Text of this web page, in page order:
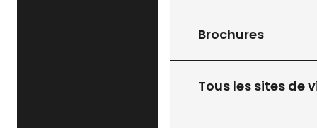
Brochures
Tous les sites de